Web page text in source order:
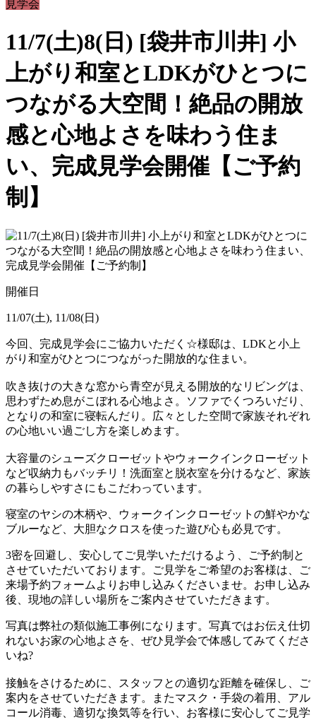
見学会
11/7(土)8(日) [袋井市川井] 小
上がり和室とLDKがひとつに
つながる大空間！絶品の開放
感と心地よさを味わう住ま
い、完成見学会開催【ご予約
制】
開催日
11/07(土), 11/08(日)
今回、完成見学会にご協力いただく☆様邸は、LDKと小上
がり和室がひとつにつながった開放的な住まい。
吹き抜けの大きな窓から青空が見える開放的なリビングは、
思わずため息がこぼれる心地よさ。ソファでくつろいだり、
となりの和室に寝転んだり。広々とした空間で家族それぞれ
の心地いい過ごし方を楽しめます。
大容量のシューズクローゼットやウォークインクローゼット
など収納力もバッチリ！洗面室と脱衣室を分けるなど、家族
の暮らしやすさにもこだわっています。
寝室のヤシの木柄や、ウォークインクローゼットの鮮やかな
ブルーなど、大胆なクロスを使った遊び心も必見です。
3密を回避し、安心してご見学いただけるよう、ご予約制と
させていただいております。ご見学をご希望のお客様は、ご
来場予約フォームよりお申し込みくださいませ。お申し込み
後、現地の詳しい場所をご案内させていただきます。
写真は弊社の類似施工事例になります。写真ではお伝え仕切
れないお家の心地よさを、ぜひ見学会で体感してみてくださ
いね?
接触をさけるために、スタッフとの適切な距離を確保し、ご
案内をさせていただきます。またマスク・手袋の着用、アル
コール消毒、適切な換気等を行い、お客様に安心してご見学